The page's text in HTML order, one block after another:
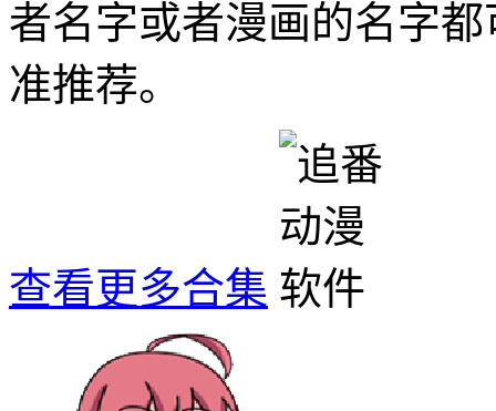
者名字或者漫画的名字
准推荐。
查看更多合集